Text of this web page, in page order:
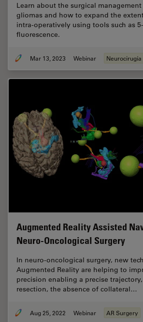
Learn about the surgical
gliomas and how to expand the
intra-operatively using tools such as
fluorescence.
Mar 13, 2023 Webinar Neurocirugía
Augmented Reality Assisted
Neuro-Oncological Surgery
In neuro-oncological surgery, new
Augmented Reality are helping to
precision enabling a precise
resection, the absence of collateral…
Aug 25, 2022 Webinar AR Surgery